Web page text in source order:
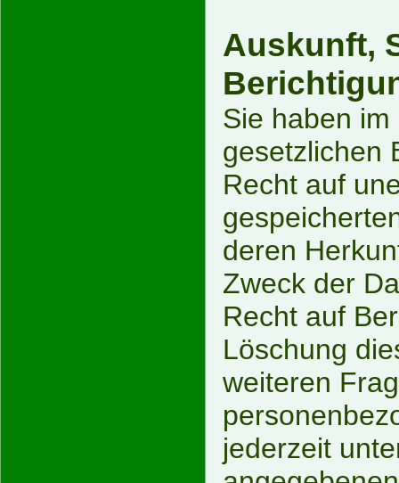
Auskunft,
Sie haben
gesetzlichen
Recht auf
deren
Zweck der
Recht auf
Löschung
weiteren
jederzeit